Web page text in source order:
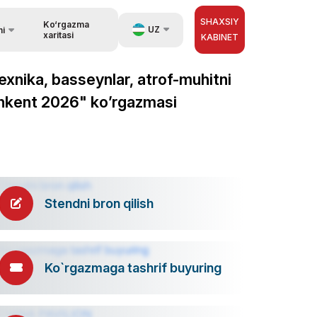
haqida
Ko‘rgazma
xaritasi
UZ
RU
SHAXSIY
KABINET
basseynlar, atrof-muhitni
2026" ko’rgazmasi
Stendni bron qilish
Ko`rgazmaga tashrif buyuring